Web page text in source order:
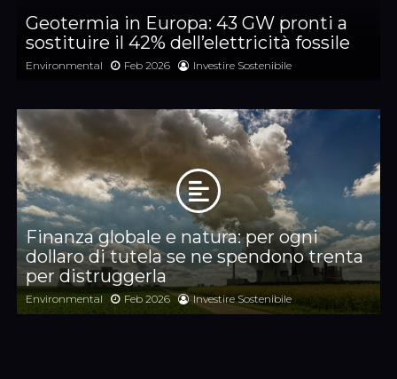
Geotermia in Europa: 43 GW pronti a
sostituire il 42% dell’elettricità fossile
Environmental Feb 2026 Investire Sostenibile
Finanza globale e natura: per ogni
dollaro di tutela se ne spendono trenta
per distruggerla
Environmental Feb 2026 Investire Sostenibile